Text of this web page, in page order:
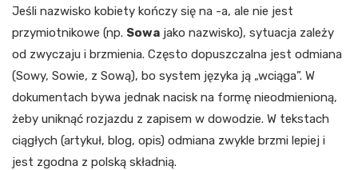
Jeśli nazwisko kobiety kończy się na -a, ale nie jest
przymiotnikowe (np. Sowa jako nazwisko), sytuacja zależy
od zwyczaju i brzmienia. Często dopuszczalna jest odmiana
(Sowy, Sowie, z Sową), bo system języka ją „wciąga”. W
dokumentach bywa jednak nacisk na formę nieodmienioną,
żeby uniknąć rozjazdu z zapisem w dowodzie. W tekstach
ciągłych (artykuł, blog, opis) odmiana zwykle brzmi lepiej i
jest zgodna z polską składnią.